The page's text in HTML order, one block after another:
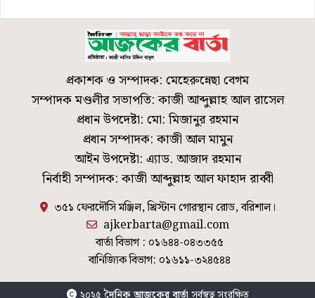
প্রকাশক ও সম্পাদক: মেহেরুন্নেছা বেগম
সম্পাদক মণ্ডলীর সভাপতি: কাজী আব্দুল্লাহ আল রাসেল
প্রধান উপদেষ্টা: মো: মিজানুর রহমান
প্রধান সম্পাদক: কাজী আল মামুন
আইন উপদেষ্টা: এ্যাড. আজাদ রহমান
নির্বাহী সম্পাদক: কাজী আব্দুল্লাহ আল ফাহাদ রাব্বী
৩৫১ ফেরদৌসি মঞ্জিল, খ্রিস্টান গোরস্থান রোড, বরিশাল।
ajkerbarta@gmail.com
বার্তা বিভাগ : ০১৬৪৪-০৪৩৩৫৫
বানিজ্যিক বিভাগ: ০১৬১১-৩২৪৫৪৪